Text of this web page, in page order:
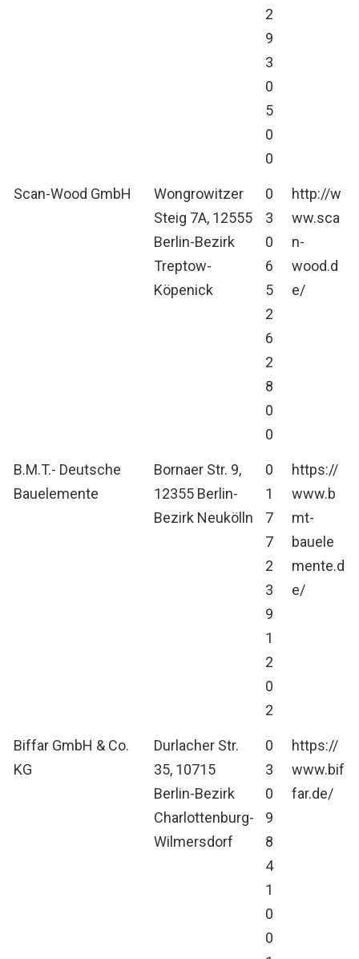
2
9
3
0
5
0
0
Scan-Wood GmbH
Wongrowitzer
Steig 7A, 12555
Berlin-Bezirk
Treptow-
Köpenick
0
3
0
6
5
2
6
2
8
0
0
http://w
ww.sca
n-
wood.d
e/
B.M.T.- Deutsche
Bauelemente
Bornaer Str. 9,
12355 Berlin-
Bezirk Neukölln
0
1
7
7
2
3
9
1
2
0
2
https://
www.b
mt-
bauele
mente.d
e/
Biffar GmbH & Co.
KG
Durlacher Str.
35, 10715
Berlin-Bezirk
Charlottenburg-
Wilmersdorf
0
3
0
9
8
4
1
0
0
https://
www.bif
far.de/